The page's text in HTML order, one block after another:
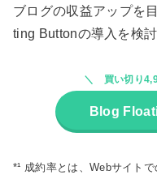
ブログの収益アップを
ting Buttonの導入を検
買い切り
Blog
*¹ 成約率とは、Webサイト